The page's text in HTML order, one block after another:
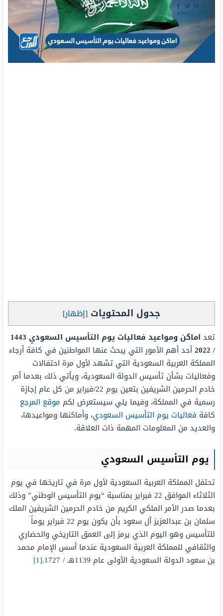
جدول المحتويات [إظهار]
تعد
اماكن ومواعيد فعاليات يوم التأسيس السعودي 1443
/ 2022
أحد أهم الأمور التي يبحث عنها المواطنين في كافة أرجاء
المملكة العربية السعودية التي تشهد لأول مرة احتفالات
وفعاليات بشأن تأسيس الدولة السعودية، ويأتي ذلك بعدما أمر
خادم الحرمين الشريفين بتعين يوم 22/فبراير من كل عام إجازة
رسمية في المملكة، وفيما يلي سيستعرض لكم موقع المرجع
كافة فعاليات يوم التأسيس السعودي، وأماكنها ومواعيدها،
والعديد من المعلومات المهمة ذات العلاقة.
يوم التأسيس السعودي
تحتفل المملكة العربية السعودية لأول مرة في تاريخها في يوم
الثلاثاء الموافق 22 فبراير بمناسبة “يوم التأسيس الوطني” وذلك
بعدما صدر الأمر الملكي الكريم من خادم الحرمين الشريفين الملك
سلمان بن عبدالعزيز آل سعود بأن يكون يوم 22 فبراير يوماً
للتأسيس وهو اليوم الذي يرمز إلى العمق التاريخي والحضاري
والثقافي للمملكة العربية السعودية عندما أسس الإمام محمد
بن سعود الدولة السعودية الأولى عام 1139هـ / 1727.
[1]